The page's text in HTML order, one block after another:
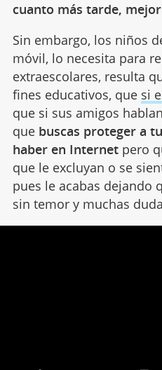
cuanto más tarde, mejor
Sin embargo, los niños
móvil, lo necesita para
extraescolares, resulta
fines educativos, que si
que si sus amigos
que buscas proteger a
haber en Internetpero
que le excluyan o se
pues le acabas dejando
sin temor y muchas